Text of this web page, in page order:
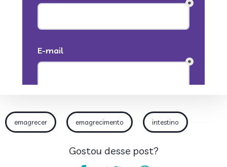
emagrecer emagrecimento intestino
Gostou desse post?